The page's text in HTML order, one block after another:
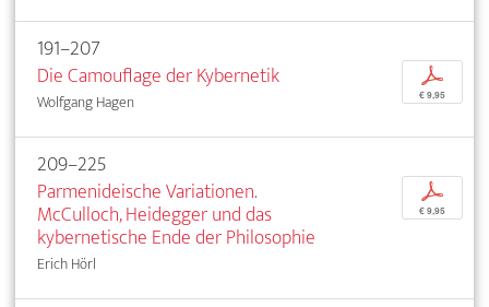
191–207
Die Camouflage der Kybernetik
Wolfgang Hagen
p
€ 9,95
209–225
Parmenideische Variationen.
McCulloch, Heidegger und das
kybernetische Ende der Philosophie
Erich Hörl
p
€ 9,95